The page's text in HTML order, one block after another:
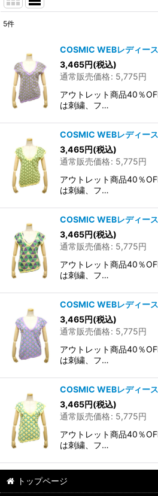
在庫あり
並び順:
5件
COSMIC WEBレディー
3,465円(税込)
通常販売価格: 5,775円
アウトレット商品40％
は刺繍、フ…
COSMIC WEBレディー
3,465円(税込)
通常販売価格: 5,775円
アウトレット商品40％
は刺繍、フ…
COSMIC WEBレディー
3,465円(税込)
通常販売価格: 5,775円
アウトレット商品40％
は刺繍、フ…
COSMIC WEBレディー
3,465円(税込)
通常販売価格: 5,775円
アウトレット商品40％
は刺繍、フ…
COSMIC WEBレディー
3,465円(税込)
通常販売価格: 5,775円
アウトレット商品40％
は刺繍、フ…
トップページ